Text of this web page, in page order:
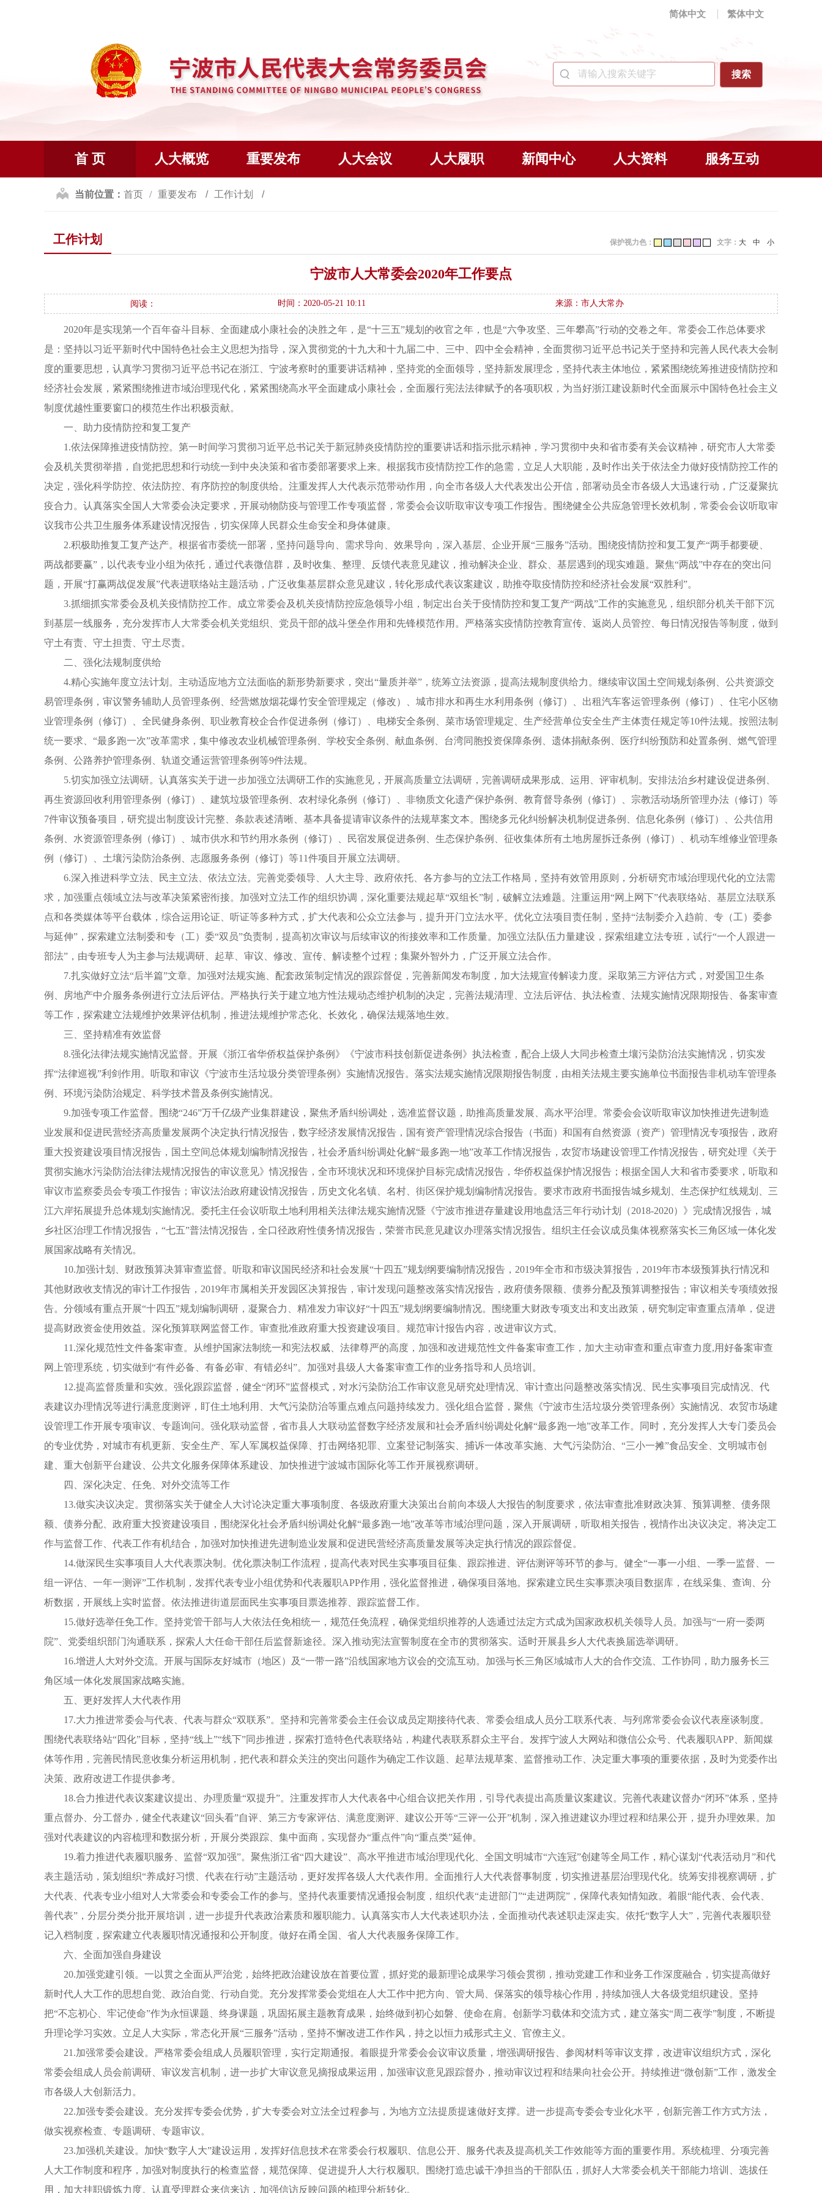
简体中文 繁体中文
首 页 人大概览 重要发布 人大会议 人大履职 新闻中心 人大资料 服务互动
当前位置： 首页 重要发布 工作计划
工作计划 文字： 大 中 小
保护视力色：
宁波市人大常委会2020年工作要点
阅读： 时间：2020-05-21 10:11 来源：市人大常办
2020年是实现第一个百年奋斗目标、全面建成小康社会的决胜之年，是“十三五”规划的收官之年，也是“六争攻坚、三年攀高”行动的交卷之年。常委会工作总体要求
是：坚持以习近平新时代中国特色社会主义思想为指导，深入贯彻党的十九大和十九届二中、三中、四中全会精神，全面贯彻习近平总书记关于坚持和完善人民代表大会制
度的重要思想，认真学习贯彻习近平总书记在浙江、宁波考察时的重要讲话精神，坚持党的全面领导，坚持新发展理念，坚持代表主体地位，紧紧围绕统筹推进疫情防控和
经济社会发展，紧紧围绕推进市域治理现代化，紧紧围绕高水平全面建成小康社会，全面履行宪法法律赋予的各项职权，为当好浙江建设新时代全面展示中国特色社会主义
制度优越性重要窗口的模范生作出积极贡献。
一、助力疫情防控和复工复产
1.依法保障推进疫情防控。第一时间学习贯彻习近平总书记关于新冠肺炎疫情防控的重要讲话和指示批示精神，学习贯彻中央和省市委有关会议精神，研究市人大常委
会及机关贯彻举措，自觉把思想和行动统一到中央决策和省市委部署要求上来。根据我市疫情防控工作的急需，立足人大职能，及时作出关于依法全力做好疫情防控工作的
决定，强化科学防控、依法防控、有序防控的制度供给。注重发挥人大代表示范带动作用，向全市各级人大代表发出公开信，部署动员全市各级人大迅速行动，广泛凝聚抗
疫合力。认真落实全国人大常委会决定要求，开展动物防疫与管理工作专项监督，常委会会议听取审议专项工作报告。围绕健全公共应急管理长效机制，常委会会议听取审
议我市公共卫生服务体系建设情况报告，切实保障人民群众生命安全和身体健康。
2.积极助推复工复产达产。根据省市委统一部署，坚持问题导向、需求导向、效果导向，深入基层、企业开展“三服务”活动。围绕疫情防控和复工复产“两手都要硬、
两战都要赢”，以代表专业小组为依托，通过代表微信群，及时收集、整理、反馈代表意见建议，推动解决企业、群众、基层遇到的现实难题。聚焦“两战”中存在的突出问
题，开展“打赢两战促发展”代表进联络站主题活动，广泛收集基层群众意见建议，转化形成代表议案建议，助推夺取疫情防控和经济社会发展“双胜利”。
3.抓细抓实常委会及机关疫情防控工作。成立常委会及机关疫情防控应急领导小组，制定出台关于疫情防控和复工复产“两战”工作的实施意见，组织部分机关干部下沉
到基层一线服务，充分发挥市人大常委会机关党组织、党员干部的战斗堡垒作用和先锋模范作用。严格落实疫情防控教育宣传、返岗人员管控、每日情况报告等制度，做到
守土有责、守土担责、守土尽责。
二、强化法规制度供给
4.精心实施年度立法计划。主动适应地方立法面临的新形势新要求，突出“量质并举”，统筹立法资源，提高法规制度供给力。继续审议国土空间规划条例、公共资源交
易管理条例，审议警务辅助人员管理条例、经营燃放烟花爆竹安全管理规定（修改）、城市排水和再生水利用条例（修订）、出租汽车客运管理条例（修订）、住宅小区物
业管理条例（修订）、全民健身条例、职业教育校企合作促进条例（修订）、电梯安全条例、菜市场管理规定、生产经营单位安全生产主体责任规定等10件法规。按照法制
统一要求、“最多跑一次”改革需求，集中修改农业机械管理条例、学校安全条例、献血条例、台湾同胞投资保障条例、遗体捐献条例、医疗纠纷预防和处置条例、燃气管理
条例、公路养护管理条例、轨道交通运营管理条例等9件法规。
5.切实加强立法调研。认真落实关于进一步加强立法调研工作的实施意见，开展高质量立法调研，完善调研成果形成、运用、评审机制。安排法治乡村建设促进条例、
再生资源回收利用管理条例（修订）、建筑垃圾管理条例、农村绿化条例（修订）、非物质文化遗产保护条例、教育督导条例（修订）、宗教活动场所管理办法（修订）等
7件审议预备项目，研究提出制度设计完整、条款表述清晰、基本具备提请审议条件的法规草案文本。围绕多元化纠纷解决机制促进条例、信息化条例（修订）、公共信用
条例、水资源管理条例（修订）、城市供水和节约用水条例（修订）、民宿发展促进条例、生态保护条例、征收集体所有土地房屋拆迁条例（修订）、机动车维修业管理条
例（修订）、土壤污染防治条例、志愿服务条例（修订）等11件项目开展立法调研。
6.深入推进科学立法、民主立法、依法立法。完善党委领导、人大主导、政府依托、各方参与的立法工作格局，坚持有效管用原则，分析研究市域治理现代化的立法需
求，加强重点领域立法与改革决策紧密衔接。加强对立法工作的组织协调，深化重要法规起草“双组长”制，破解立法难题。注重运用“网上网下”代表联络站、基层立法联系
点和各类媒体等平台载体，综合运用论证、听证等多种方式，扩大代表和公众立法参与，提升开门立法水平。优化立法项目责任制，坚持“法制委介入趋前、专（工）委参
与延伸”，探索建立法制委和专（工）委“双员”负责制，提高初次审议与后续审议的衔接效率和工作质量。加强立法队伍力量建设，探索组建立法专班，试行“一个人跟进一
部法”，由专班专人为主参与法规调研、起草、审议、修改、宣传、解读整个过程；集聚外智外力，广泛开展立法合作。
7.扎实做好立法“后半篇”文章。加强对法规实施、配套政策制定情况的跟踪督促，完善新闻发布制度，加大法规宣传解读力度。采取第三方评估方式，对爱国卫生条
例、房地产中介服务条例进行立法后评估。严格执行关于建立地方性法规动态维护机制的决定，完善法规清理、立法后评估、执法检查、法规实施情况限期报告、备案审查
等工作，探索建立法规维护效果评估机制，推进法规维护常态化、长效化，确保法规落地生效。
三、坚持精准有效监督
8.强化法律法规实施情况监督。开展《浙江省华侨权益保护条例》《宁波市科技创新促进条例》执法检查，配合上级人大同步检查土壤污染防治法实施情况，切实发
挥“法律巡视”利剑作用。听取和审议《宁波市生活垃圾分类管理条例》实施情况报告。落实法规实施情况限期报告制度，由相关法规主要实施单位书面报告非机动车管理条
例、环境污染防治规定、科学技术普及条例实施情况。
9.加强专项工作监督。围绕“246”万千亿级产业集群建设，聚焦矛盾纠纷调处，选准监督议题，助推高质量发展、高水平治理。常委会会议听取审议加快推进先进制造
业发展和促进民营经济高质量发展两个决定执行情况报告，数字经济发展情况报告，国有资产管理情况综合报告（书面）和国有自然资源（资产）管理情况专项报告，政府
重大投资建设项目情况报告，国土空间总体规划编制情况报告，社会矛盾纠纷调处化解“最多跑一地”改革工作情况报告，农贸市场建设管理工作情况报告，研究处理《关于
贯彻实施水污染防治法律法规情况报告的审议意见》情况报告，全市环境状况和环境保护目标完成情况报告，华侨权益保护情况报告；根据全国人大和省市委要求，听取和
审议市监察委员会专项工作报告；审议法治政府建设情况报告，历史文化名镇、名村、街区保护规划编制情况报告。要求市政府书面报告城乡规划、生态保护红线规划、三
江六岸拓展提升总体规划实施情况。委托主任会议听取土地利用相关法律法规实施情况暨《宁波市推进存量建设用地盘活三年行动计划（2018-2020）》完成情况报告，城
乡社区治理工作情况报告，“七五”普法情况报告，全口径政府性债务情况报告，荣誉市民意见建议办理落实情况报告。组织主任会议成员集体视察落实长三角区域一体化发
展国家战略有关情况。
10.加强计划、财政预算决算审查监督。听取和审议国民经济和社会发展“十四五”规划纲要编制情况报告，2019年全市和市级决算报告，2019年市本级预算执行情况和
其他财政收支情况的审计工作报告，2019年市属相关开发园区决算报告，审计发现问题整改落实情况报告，政府债务限额、债券分配及预算调整报告；审议相关专项绩效报
告。分领域有重点开展“十四五”规划编制调研，凝聚合力、精准发力审议好“十四五”规划纲要编制情况。围绕重大财政专项支出和支出政策，研究制定审查重点清单，促进
提高财政资金使用效益。深化预算联网监督工作。审查批准政府重大投资建设项目。规范审计报告内容，改进审议方式。
11.深化规范性文件备案审查。从维护国家法制统一和宪法权威、法律尊严的高度，加强和改进规范性文件备案审查工作，加大主动审查和重点审查力度,用好备案审查
网上管理系统，切实做到“有件必备、有备必审、有错必纠”。加强对县级人大备案审查工作的业务指导和人员培训。
12.提高监督质量和实效。强化跟踪监督，健全“闭环”监督模式，对水污染防治工作审议意见研究处理情况、审计查出问题整改落实情况、民生实事项目完成情况、代
表建议办理情况等进行满意度测评，盯住土地利用、大气污染防治等重点难点问题持续发力。强化组合监督，聚焦《宁波市生活垃圾分类管理条例》实施情况、农贸市场建
设管理工作开展专项审议、专题询问。强化联动监督，省市县人大联动监督数字经济发展和社会矛盾纠纷调处化解“最多跑一地”改革工作。同时，充分发挥人大专门委员会
的专业优势，对城市有机更新、安全生产、军人军属权益保障、打击网络犯罪、立案登记制落实、捕诉一体改革实施、大气污染防治、“三小一摊”食品安全、文明城市创
建、重大创新平台建设、公共文化服务保障体系建设、加快推进宁波城市国际化等工作开展视察调研。
四、深化决定、任免、对外交流等工作
13.做实决议决定。贯彻落实关于健全人大讨论决定重大事项制度、各级政府重大决策出台前向本级人大报告的制度要求，依法审查批准财政决算、预算调整、债务限
额、债券分配、政府重大投资建设项目，围绕深化社会矛盾纠纷调处化解“最多跑一地”改革等市域治理问题，深入开展调研，听取相关报告，视情作出决议决定。将决定工
作与监督工作、代表工作有机结合，加强对加快推进先进制造业发展和促进民营经济高质量发展等决定执行情况的跟踪督促。
14.做深民生实事项目人大代表票决制。优化票决制工作流程，提高代表对民生实事项目征集、跟踪推进、评估测评等环节的参与。健全“一事一小组、一季一监督、一
组一评估、一年一测评”工作机制，发挥代表专业小组优势和代表履职APP作用，强化监督推进，确保项目落地。探索建立民生实事票决项目数据库，在线采集、查询、分
析数据，开展线上实时监督。依法推进街道层面民生实事项目票选推荐、跟踪监督工作。
15.做好选举任免工作。坚持党管干部与人大依法任免相统一，规范任免流程，确保党组织推荐的人选通过法定方式成为国家政权机关领导人员。加强与“一府一委两
院”、党委组织部门沟通联系，探索人大任命干部任后监督新途径。深入推动宪法宣誓制度在全市的贯彻落实。适时开展县乡人大代表换届选举调研。
16.增进人大对外交流。开展与国际友好城市（地区）及“一带一路”沿线国家地方议会的交流互动。加强与长三角区域城市人大的合作交流、工作协同，助力服务长三
角区域一体化发展国家战略实施。
五、更好发挥人大代表作用
17.大力推进常委会与代表、代表与群众“双联系”。坚持和完善常委会主任会议成员定期接待代表、常委会组成人员分工联系代表、与列席常委会会议代表座谈制度。
围绕代表联络站“四化”目标，坚持“线上”“线下”同步推进，探索打造特色代表联络站，构建代表联系群众主平台。发挥宁波人大网站和微信公众号、代表履职APP、新闻媒
体等作用，完善民情民意收集分析运用机制，把代表和群众关注的突出问题作为确定工作议题、起草法规草案、监督推动工作、决定重大事项的重要依据，及时为党委作出
决策、政府改进工作提供参考。
18.合力推进代表议案建议提出、办理质量“双提升”。注重发挥市人大代表各中心组合议把关作用，引导代表提出高质量议案建议。完善代表建议督办“闭环”体系，坚持
重点督办、分工督办，健全代表建议“回头看”自评、第三方专家评估、满意度测评、建议公开等“三评一公开”机制，深入推进建议办理过程和结果公开，提升办理效果。加
强对代表建议的内容梳理和数据分析，开展分类跟踪、集中面商，实现督办“重点件”向“重点类”延伸。
19.着力推进代表履职服务、监督“双加强”。聚焦浙江省“四大建设”、高水平推进市域治理现代化、全国文明城市“六连冠”创建等全局工作，精心谋划“代表活动月”和代
表主题活动，策划组织“养成好习惯、代表在行动”主题活动，更好发挥各级人大代表作用。全面推行人大代表督事制度，切实推进基层治理现代化。统筹安排视察调研，扩
大代表、代表专业小组对人大常委会和专委会工作的参与。坚持代表重要情况通报会制度，组织代表“走进部门”“走进两院”，保障代表知情知政。着眼“能代表、会代表、
善代表”，分层分类分批开展培训，进一步提升代表政治素质和履职能力。认真落实市人大代表述职办法，全面推动代表述职走深走实。依托“数字人大”，完善代表履职登
记入档制度，探索建立代表履职情况通报和公开制度。做好在甬全国、省人大代表服务保障工作。
六、全面加强自身建设
20.加强党建引领。一以贯之全面从严治党，始终把政治建设放在首要位置，抓好党的最新理论成果学习领会贯彻，推动党建工作和业务工作深度融合，切实提高做好
新时代人大工作的思想自觉、政治自觉、行动自觉。充分发挥常委会党组在人大工作中把方向、管大局、保落实的领导核心作用，持续加强人大各级党组织建设。坚持
把“不忘初心、牢记使命”作为永恒课题、终身课题，巩固拓展主题教育成果，始终做到初心如磐、使命在肩。创新学习载体和交流方式，建立落实“周二夜学”制度，不断提
升理论学习实效。立足人大实际，常态化开展“三服务”活动，坚持不懈改进工作作风，持之以恒力戒形式主义、官僚主义。
21.加强常委会建设。严格常委会组成人员履职管理，实行定期通报。着眼提升常委会会议审议质量，增强调研报告、参阅材料等审议支撑，改进审议组织方式，深化
常委会组成人员会前调研、审议发言机制，进一步扩大审议意见摘报成果运用，加强审议意见跟踪督办，推动审议过程和结果向社会公开。持续推进“微创新”工作，激发全
市各级人大创新活力。
22.加强专委会建设。充分发挥专委会优势，扩大专委会对立法全过程参与，为地方立法提质提速做好支撑。进一步提高专委会专业化水平，创新完善工作方式方法，
做实视察检查、专题调研、专题审议。
23.加强机关建设。加快“数字人大”建设运用，发挥好信息技术在常委会行权履职、信息公开、服务代表及提高机关工作效能等方面的重要作用。系统梳理、分项完善
人大工作制度和程序，加强对制度执行的检查监督，规范保障、促进提升人大行权履职。围绕打造忠诚干净担当的干部队伍，抓好人大常委会机关干部能力培训、选拔任
用，加大挂职锻炼力度。认真受理群众来信来访，加强信访反映问题的梳理分析转化。